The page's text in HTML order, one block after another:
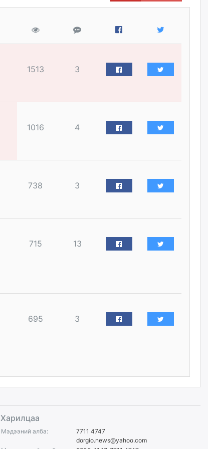
наймдугаар сарын 14-нөөс
уржигдар
үйлчилгээний ажилтнуудын
ХАРИЛЦАА хандлагатай
уржигдар
Бариста хийх нь залуусын
дунд яагаад трэнд болов
Өмгөөлөгч Б.Оюунбилэг:
"Урьхан" Б.Чинбат гэж хүн
бизнес хамтрагчаа гүтгэж
суулгана гэх мэтээр дарамталдаг
ёстой
тасралтгүй үргэлжилж байна
1513 3
1016 4
738 3
715 13
695 3
Харилцаа
Мэдээний алба:
7711 4747
dorgio.news@yahoo.com